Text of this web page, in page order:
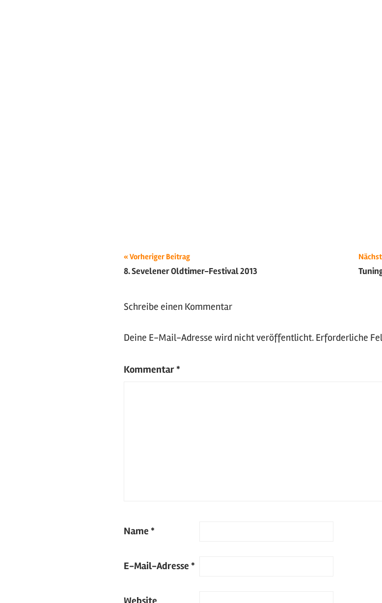
Schlagwörter:
2013,
Beitragsnavigation
Vorheriger Beitrag
8. Sevelener Oldtimer-Festival 2013
Schreibe einen Kommentar
Deine E-Mail-Adresse wird nicht veröffentlicht. Erforderliche
Kommentar *
Name *
E-Mail-Adresse *